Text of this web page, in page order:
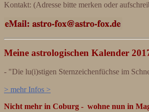
Kontakt: (Adresse bitte merken oder
Meine astrologischen Kalender
- "Die lu(i)stigen Sternzeichenfüchse im
> mehr Infos >
Nicht mehr in Coburg - wohne nun in